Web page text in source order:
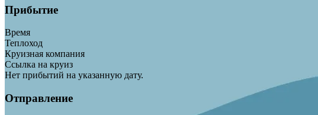
Прибытие
Время
Теплоход
Круизная компания
Ссылка на круиз
Нет прибытий на указанную дату.
Отправление